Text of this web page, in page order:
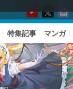
特集記事 マンガ